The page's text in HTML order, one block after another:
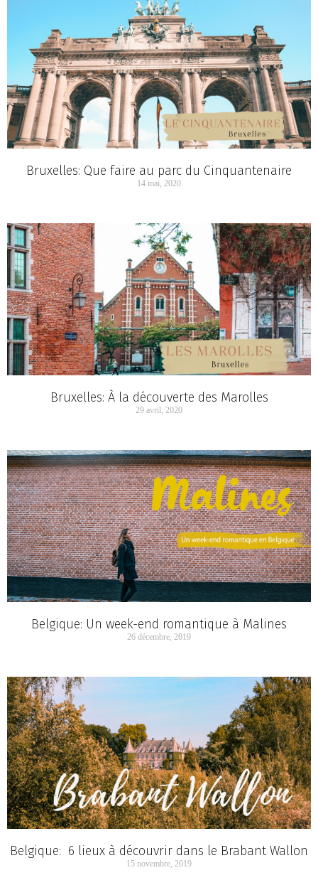
Bruxelles: Que faire au parc du Cinquantenaire
14 mai, 2020
Bruxelles: À la découverte des Marolles
29 avril, 2020
Belgique: Un week-end romantique à Malines
26 décembre, 2019
Belgique: 6 lieux à découvrir dans le Brabant Wallon
15 novembre, 2019